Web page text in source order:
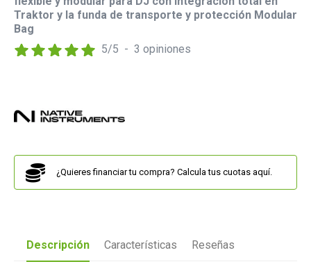
Traktor y la funda de transporte y protección Modular
Bag
5/5 - 3 opiniones
¿Quieres financiar tu compra? Calcula tus cuotas aquí.
Descripción Características Reseñas